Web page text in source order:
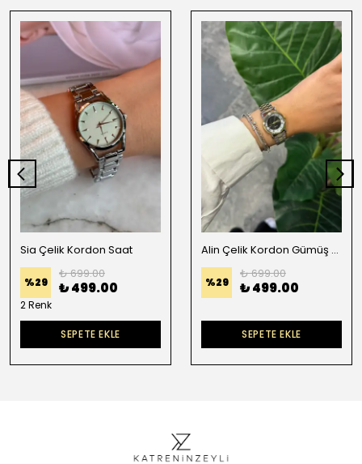
Sia Çelik Kordon Saat
%29
₺ 699.00
₺ 499.00
2 Renk
SEPETE EKLE
Alin Çelik Kordon Gümüş Gold Siyah Kadran
%29
₺ 699.00
₺ 499.00
SEPETE EKLE